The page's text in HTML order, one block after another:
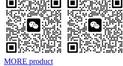
MORE product